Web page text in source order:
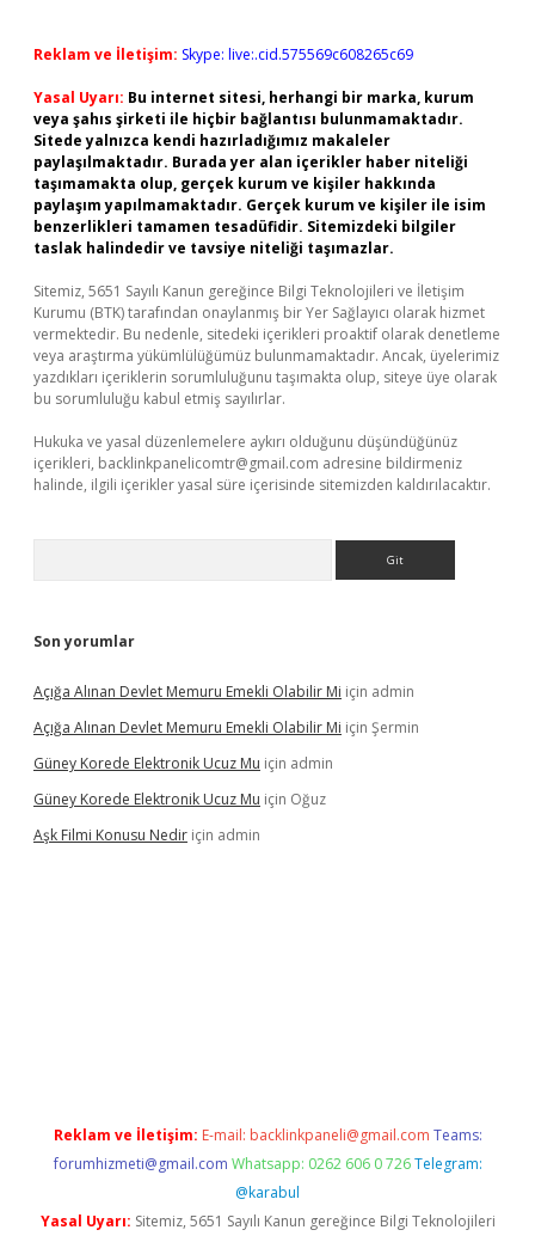
Reklam ve İletişim: Skype: live:.cid.575569c608265c69
Yasal Uyarı: Bu internet sitesi, herhangi bir marka, kurum
veya şahıs şirketi ile hiçbir bağlantısı bulunmamaktadır.
Sitede yalnızca kendi hazırladığımız makaleler
paylaşılmaktadır. Burada yer alan içerikler haber niteliği
taşımamakta olup, gerçek kurum ve kişiler hakkında
paylaşım yapılmamaktadır. Gerçek kurum ve kişiler ile isim
benzerlikleri tamamen tesadüfidir. Sitemizdeki bilgiler
taslak halindedir ve tavsiye niteliği taşımazlar.
Sitemiz, 5651 Sayılı Kanun gereğince Bilgi Teknolojileri ve İletişim
Kurumu (BTK) tarafından onaylanmış bir Yer Sağlayıcı olarak hizmet
vermektedir. Bu nedenle, sitedeki içerikleri proaktif olarak denetleme
veya araştırma yükümlülüğümüz bulunmamaktadır. Ancak, üyelerimiz
yazdıkları içeriklerin sorumluluğunu taşımakta olup, siteye üye olarak
bu sorumluluğu kabul etmiş sayılırlar.
Hukuka ve yasal düzenlemelere aykırı olduğunu düşündüğünüz
içerikleri, backlinkpanelicomtr@gmail.com adresine bildirmeniz
halinde, ilgili içerikler yasal süre içerisinde sitemizden kaldırılacaktır.
Son yorumlar
Açığa Alınan Devlet Memuru Emekli Olabilir Mi için admin
Açığa Alınan Devlet Memuru Emekli Olabilir Mi için Şermin
Güney Korede Elektronik Ucuz Mu için admin
Güney Korede Elektronik Ucuz Mu için Oğuz
Aşk Filmi Konusu Nedir için admin
Reklam ve İletişim: E-mail: backlinkpaneli@gmail.com Teams:
forumhizmeti@gmail.com Whatsapp: 0262 606 0 726 Telegram:
@karabul
Yasal Uyarı: Sitemiz, 5651 Sayılı Kanun gereğince Bilgi Teknolojileri